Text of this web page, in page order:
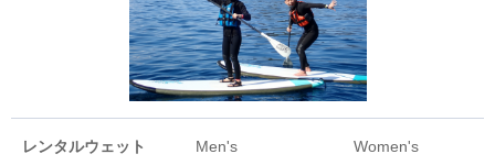
レンタルウェット Men's Women's